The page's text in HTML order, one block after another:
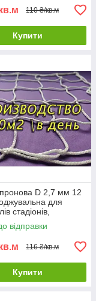
110 ₴/кв.м
Купити
D 2,7 мм 12
для
стадіонів,
відправки
116 ₴/кв.м
Купити